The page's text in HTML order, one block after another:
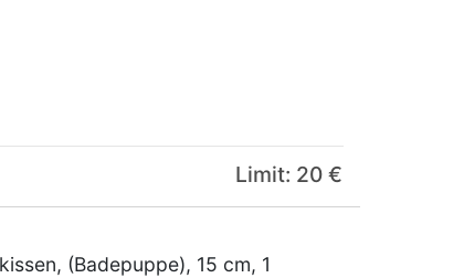
Limit: 20 €
(Badepuppe), 15 cm, 1